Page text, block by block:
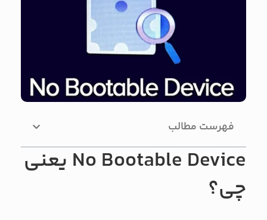
فهرست مطالب
No Bootable Device یعنی
چی؟